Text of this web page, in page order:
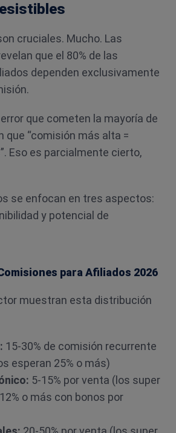
cruciales. Mucho. Las
que el 80% de las
dependen exclusivamente
que cometen la mayoría de
que “comisión más alta =
Eso es parcialmente cierto,
se enfocan en tres aspectos:
y potencial de
para Afiliados 2026
muestran esta distribución
15-30% de comisión recurrente
esperan 25% o más)
5-15% por venta (los super
o más con bonos por